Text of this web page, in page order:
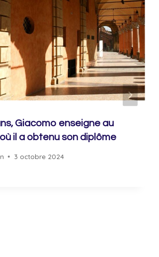
Giacomo enseigne au
il a obtenu son diplôme
3 octobre 2024